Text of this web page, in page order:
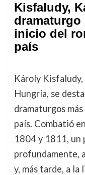
Kisfaludy,
dramaturgo
inicio del
país
Károly
Hungría, se
dramaturgos
país. Combatió
1804 y 1811, un
profundamente,
y, más tarde, a